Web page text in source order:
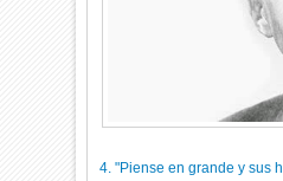
4. "Piense en grande y sus